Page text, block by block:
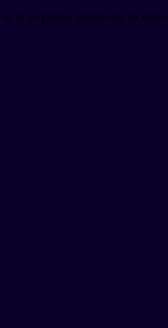
te lo piden, cómo dar tu